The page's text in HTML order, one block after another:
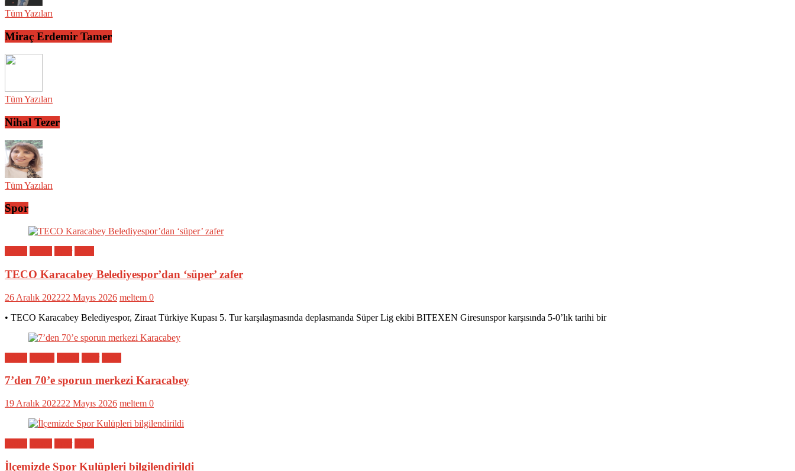
Tüm Yazıları
Miraç Erdemir Tamer
Tüm Yazıları
Nihal Tezer
Tüm Yazıları
Spor
TECO Karacabey Belediyespor’dan ‘süper’ zafer
26 Aralık 202222 Mayıs 2026 meltem 0
• TECO Karacabey Belediyespor, Ziraat Türkiye Kupası 5. Tur karşılaşmasında deplasmanda Süper Lig ekibi BITEXEN Giresunspor karşısında 5-0’lık tarihi bir
7’den 70’e sporun merkezi Karacabey
19 Aralık 202222 Mayıs 2026 meltem 0
İlçemizde Spor Kulüpleri bilgilendirildi